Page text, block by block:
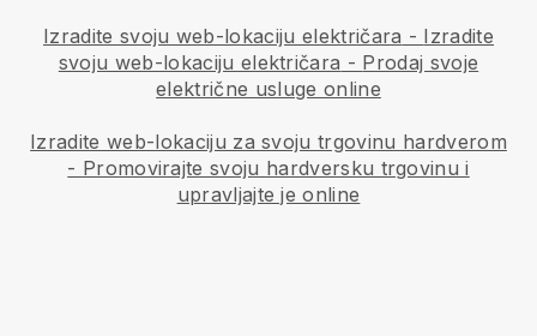
Izradite svoju web-lokaciju električara - Izradite
svoju web-lokaciju električara - Prodaj svoje
električne usluge online
Izradite web-lokaciju za svoju trgovinu hardverom
- Promovirajte svoju hardversku trgovinu i
upravljajte je online